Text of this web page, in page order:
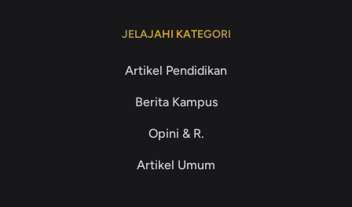
JELAJAHI KATEGORI
Artikel Pendidikan
Berita Kampus
Opini & R.
Artikel Umum